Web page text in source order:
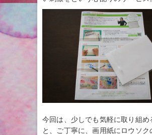
今回は、少しでも気軽に取り組め
と、ご丁寧に、画用紙にロウソク